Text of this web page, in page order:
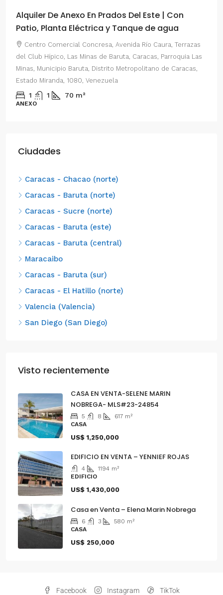
Alquiler De Anexo En Prados Del Este | Con
Patio, Planta Eléctrica y Tanque de agua
Centro Comercial Concresa, Avenida Río Caura, Terrazas
del Club Hípico, Las Minas de Baruta, Caracas, Parroquia Las
Minas, Municipio Baruta, Distrito Metropolitano de Caracas,
Estado Miranda, 1080, Venezuela
1 1 70 m²
ANEXO
Ciudades
Caracas - Chacao (norte)
Caracas - Baruta (norte)
Caracas - Sucre (norte)
Caracas - Baruta (este)
Caracas - Baruta (central)
Maracaibo
Caracas - Baruta (sur)
Caracas - El Hatillo (norte)
Valencia (Valencia)
San Diego (San Diego)
Visto recientemente
CASA EN VENTA-SELENE MARIN
NOBREGA- MLS#23-24854
5 8 617 m²
CASA
US$ 1,250,000
EDIFICIO EN VENTA – YENNIEF ROJAS
4 1194 m²
EDIFICIO
US$ 1,430,000
Casa en Venta – Elena Marin Nobrega
6 3 580 m²
CASA
US$ 250,000
Facebook Instagram TikTok